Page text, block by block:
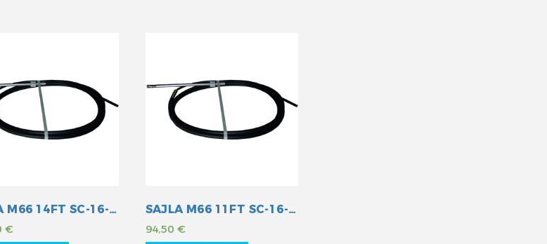
SAJLA M66 14FT SC-16-014
€
SAJLA M66 11FT SC-16-011
94,50 €